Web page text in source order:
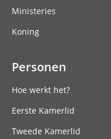
Ministeries
Koning
Personen
Hoe werkt het?
Eerste Kamerlid
Tweede Kamerlid